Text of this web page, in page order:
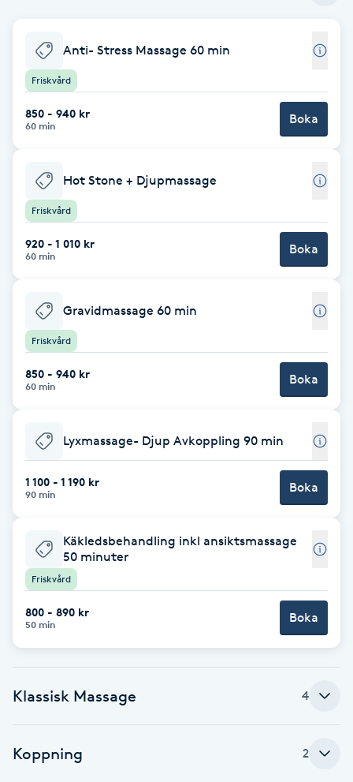
Balayage
Bambumassage
Barnklippning
BIAB
Bottenfärg
Brynformning
Bröllopsuppsättning
Celluliter
Coachning
Color correction
Anti- Stress Massage 60 min
Friskvård
850 - 940 kr
60 min Boka
Hot Stone + Djupmassage
Friskvård
920 - 1 010 kr
60 min Boka
Gravidmassage 60 min
Friskvård
850 - 940 kr
60 min Boka
Lyxmassage- Djup Avkoppling 90 min
1 100 - 1 190 kr
90 min Boka
Käkledsbehandling inkl ansiktsmassage
50 minuter
Friskvård
800 - 890 kr
50 min Boka
Klassisk Massage 4
Koppning 2